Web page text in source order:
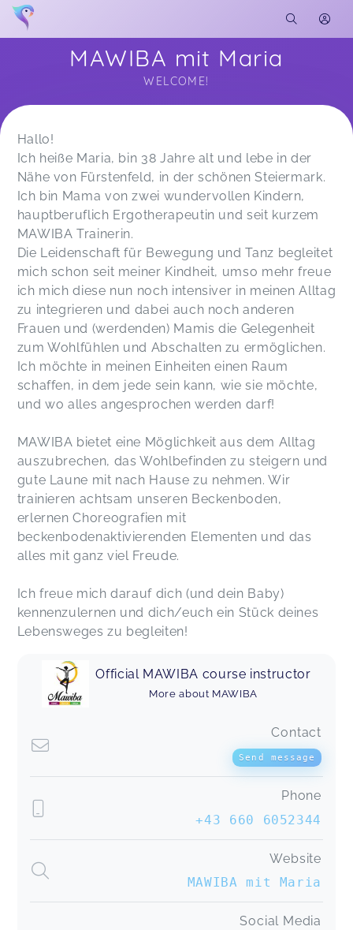
MAWIBA mit Maria
WELCOME!
Soon you will learn more about me here...
Hallo!
Ich heiße Maria, bin 38 Jahre alt und lebe in der
Nähe von Fürstenfeld, in der schönen Steiermark.
Ich bin Mama von zwei wundervollen Kindern,
hauptberuflich Ergotherapeutin und seit kurzem
MAWIBA Trainerin.
Die Leidenschaft für Bewegung und Tanz begleitet
mich schon seit meiner Kindheit, umso mehr freue
ich mich diese nun noch intensiver in meinen Alltag
zu integrieren und dabei auch noch anderen
Frauen und (werdenden) Mamis die Gelegenheit
zum Wohlfühlen und Abschalten zu ermöglichen.
Ich möchte in meinen Einheiten einen Raum
schaffen, in dem jede sein kann, wie sie möchte,
und wo alles angesprochen werden darf!
MAWIBA bietet eine Möglichkeit aus dem Alltag
auszubrechen, das Wohlbefinden zu steigern und
gute Laune mit nach Hause zu nehmen. Wir
trainieren achtsam unseren Beckenboden,
erlernen Choreografien mit
beckenbodenaktivierenden Elementen und das
alles mit ganz viel Freude.
Ich freue mich darauf dich (und dein Baby)
kennenzulernen und dich/euch ein Stück deines
Lebensweges zu begleiten!
Official MAWIBA course instructor
More about MAWIBA
Contact
Send message
Phone
+43 660 6052344
Website
MAWIBA mit Maria
Social Media